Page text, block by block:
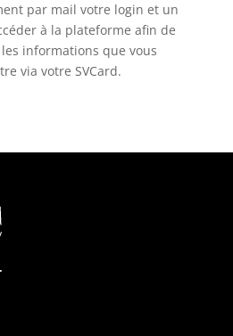
par mail votre login et un
à la plateforme afin de
informations que vous
via votre SVCard.